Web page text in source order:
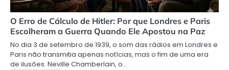
O Erro de Cálculo de Hitler: Por que Londres e Paris
Escolheram a Guerra Quando Ele Apostou na Paz
No dia 3 de setembro de 1939, o som das rádios em Londres e
Paris não transmitia apenas notícias, mas o fim de uma era
de ilusões. Neville Chamberlain, o…